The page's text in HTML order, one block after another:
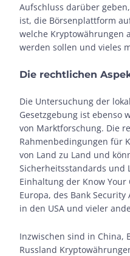
Aufschluss darüber
ist, die Börsenplattform
welche Kryptowährungen
werden sollen und vieles
Die rechtlichen
Die Untersuchung der
Gesetzgebung ist ebenso
von Marktforschung. Die
Rahmenbedingungen für
von Land zu Land und
Sicherheitsstandards und
Einhaltung der Know Your
Europa, des Bank Security
in den USA und vieler
Inzwischen sind in China,
Russland